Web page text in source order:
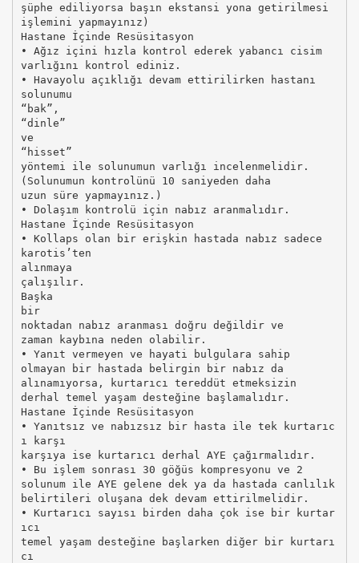
şüphe ediliyorsa başın ekstansi yona getirilmesi
işlemini yapmayınız)
Hastane İçinde Resüsitasyon
• Ağız içini hızla kontrol ederek yabancı cisim
varlığını kontrol ediniz.
• Havayolu açıklığı devam ettirilirken hastanı
solunumu
“bak”,
“dinle”
ve
“hisset”
yöntemi ile solunumun varlığı incelenmelidir.
(Solunumun kontrolünü 10 saniyeden daha
uzun süre yapmayınız.)
• Dolaşım kontrolü için nabız aranmalıdır.
Hastane İçinde Resüsitasyon
• Kollaps olan bir erişkin hastada nabız sadece
karotis’ten
alınmaya
çalışılır.
Başka
bir
noktadan nabız aranması doğru değildir ve
zaman kaybına neden olabilir.
• Yanıt vermeyen ve hayati bulgulara sahip
olmayan bir hastada belirgin bir nabız da
alınamıyorsa, kurtarıcı tereddüt etmeksizin
derhal temel yaşam desteğine başlamalıdır.
Hastane İçinde Resüsitasyon
• Yanıtsız ve nabızsız bir hasta ile tek kurtarıc
ı karşı
karşıya ise kurtarıcı derhal AYE çağırmalıdır.
• Bu işlem sonrası 30 göğüs kompresyonu ve 2
solunum ile AYE gelene dek ya da hastada canlılık
belirtileri oluşana dek devam ettirilmelidir.
• Kurtarıcı sayısı birden daha çok ise bir kurtar
ıcı
temel yaşam desteğine başlarken diğer bir kurtarı
cı